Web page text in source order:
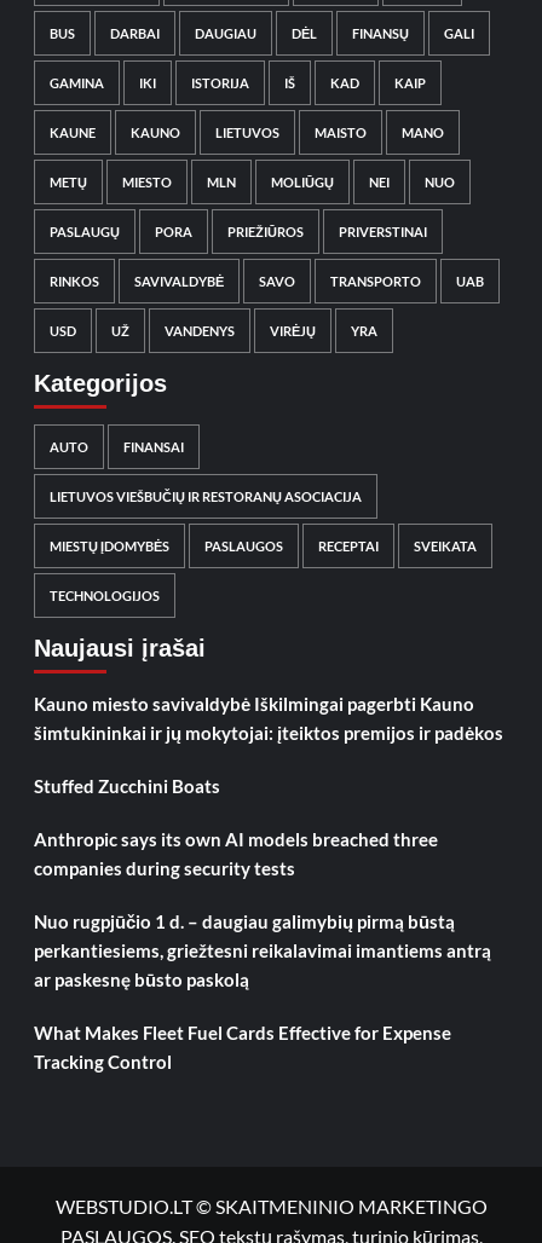
BUS DARBAI DAUGIAU DĖL FINANSŲ GALI
GAMINA IKI ISTORIJA IŠ KAD KAIP
KAUNE KAUNO LIETUVOS MAISTO MANO
METŲ MIESTO MLN MOLIŪGŲ NEI NUO
PASLAUGŲ PORA PRIEŽIŪROS PRIVERSTINAI
RINKOS SAVIVALDYBĖ SAVO TRANSPORTO UAB
USD UŽ VANDENYS VIRĖJŲ YRA
Kategorijos
AUTO FINANSAI
LIETUVOS VIEŠBUČIŲ IR RESTORANŲ ASOCIACIJA
MIESTŲ ĮDOMYBĖS PASLAUGOS RECEPTAI SVEIKATA
TECHNOLOGIJOS
Naujausi įrašai
Kauno miesto savivaldybė Iškilmingai pagerbti Kauno
šimtukininkai ir jų mokytojai: įteiktos premijos ir padėkos
Stuffed Zucchini Boats
Anthropic says its own AI models breached three
companies during security tests
Nuo rugpjūčio 1 d. – daugiau galimybių pirmą būstą
perkantiesiems, griežtesni reikalavimai imantiems antrą
ar paskesnę būsto paskolą
What Makes Fleet Fuel Cards Effective for Expense
Tracking Control
WEBSTUDIO.LT © SKAITMENINIO MARKETINGO
PASLAUGOS. SEO tekstų rašymas, turinio kūrimas,